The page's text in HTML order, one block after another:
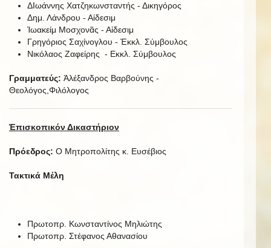
ΔΙωάννης Χατζηκωνσταντής - Δικηγόρος
Δημ. Λάνδρου - Αἰδεσιμ
Ἰωακείμ Μοσχονᾶς - Αἰδεσιμ
Γρηγόριος Σαχίνογλου - Ἐκκλ. Σύμβουλος
Νικόλαος Ζαφείρης - Εκκλ. Σύμβουλος
Γραμματεύς: Ἀλέξανδρος Βαρβούνης -
Θεολόγος,Φιλόλογος
Ἐπισκοπικόν Δικαστήριον
Πρόεδρος: Ο Μητροπολίτης κ. Ευσέβιος
Τακτικά Μέλη
Πρωτοπρ. Κωνσταντίνος Μηλιώτης
Πρωτοπρ. Στέφανος Αθανασίου